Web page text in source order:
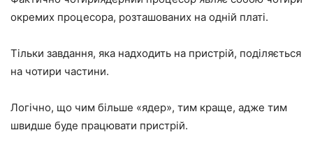
окремих процесора, розташованих на одній платі.
Тільки завдання, яка надходить на пристрій, поділяється
на чотири частини.
Логічно, що чим більше «ядер», тим краще, адже тим
швидше буде працювати пристрій.